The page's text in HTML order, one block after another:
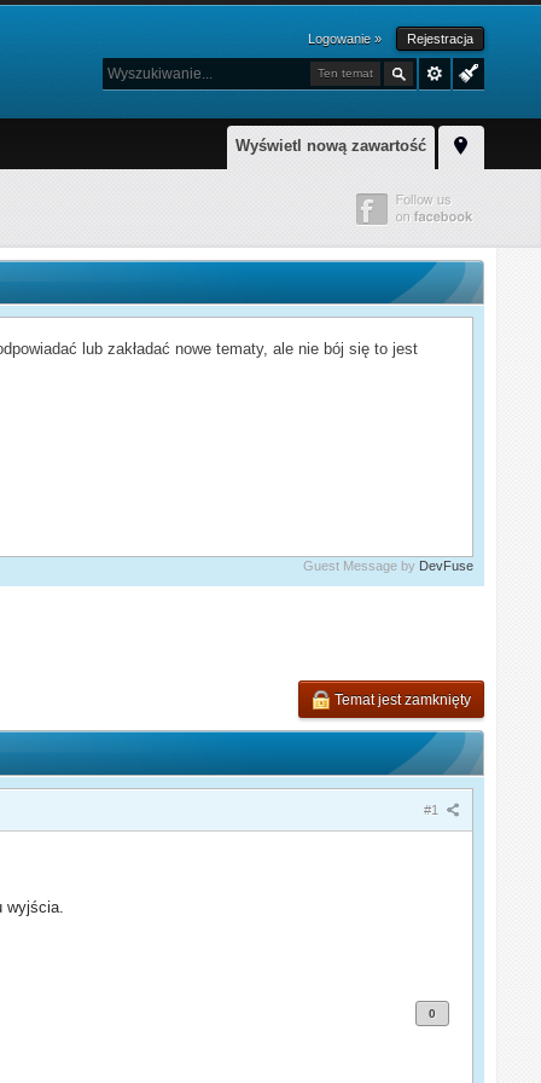
Logowanie » Rejestracja
Ten temat
Wyświetl nową zawartość
lub zakładać nowe tematy, ale nie bój się to jest
Guest Message by DevFuse
Temat jest zamknięty
#1
wyjścia.
0